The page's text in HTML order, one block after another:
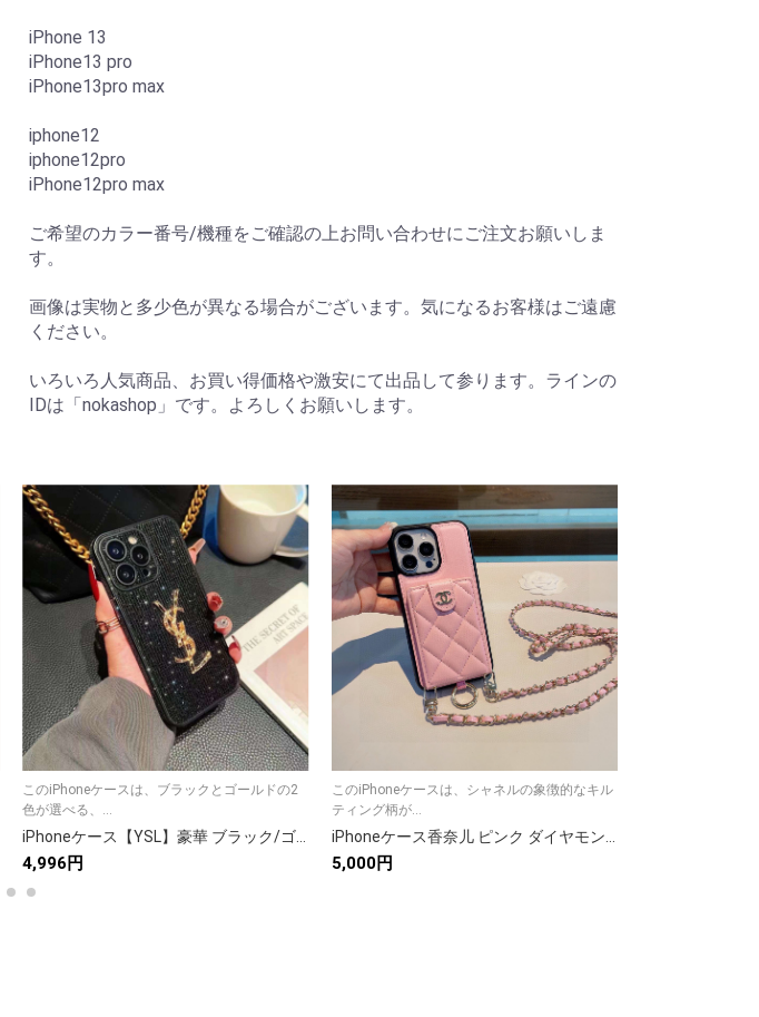
iPhone 13
iPhone13 pro
iPhone13pro max
iphone12
iphone12pro
iPhone12pro max
ご希望のカラー番号/機種をご確認の上お問い合わせにご注文お願いしま
す。
画像は実物と多少色が異なる場合がございます。気になるお客様はご遠慮
ください。
いろいろ人気商品、お買い得価格や激安にて出品して参ります。ラインの
IDは「nokashop」です。よろしくお願いします。
このiPhoneケースは、ブラックとゴールドの2
色が選べる、...
iPhoneケース【YSL】豪華 ブラック/ゴールド デザイン 手帳型スマホケース 2色入 💎
4,996円
このiPhoneケースは、シャネルの象徴的なキル
ティング柄が...
iPhoneケース香奈儿 ピンク ダイヤモンド柄 ストラップ付き 手帳型スマホケース 2色入
5,000円